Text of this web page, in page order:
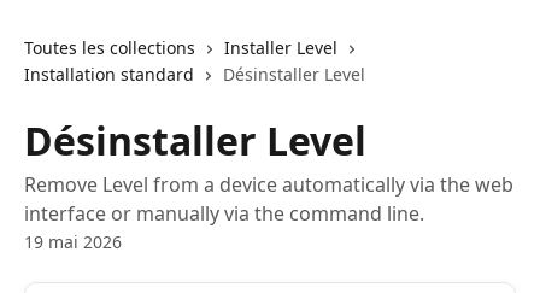
Toutes les collections
Installer Level
Installation standard
Désinstaller Level
Désinstaller Level
Remove Level from a device automatically via the web
interface or manually via the command line.
19 mai 2026